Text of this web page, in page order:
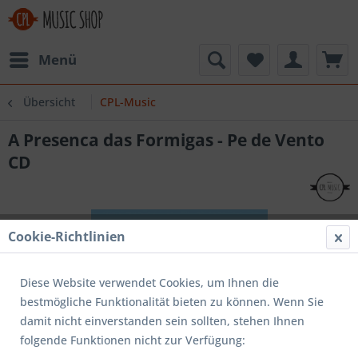
Menü
Übersicht CPL-Music
A Presenca das Formigas - Pe de Vento
CD
Cookie-Richtlinien
Diese Website verwendet Cookies, um Ihnen die
bestmögliche Funktionalität bieten zu können. Wenn Sie
damit nicht einverstanden sein sollten, stehen Ihnen
folgende Funktionen nicht zur Verfügung: